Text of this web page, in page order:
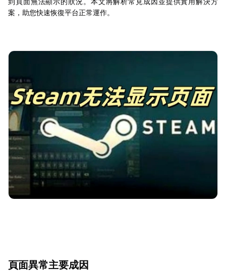
案，助您快速恢復平台正常運作。
頁面異常主要成因